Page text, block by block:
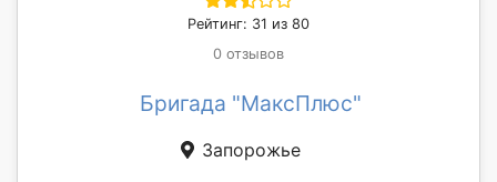
Рейтинг: 31 из 80
0 отзывов
Бригада "МаксПлюс"
Запорожье